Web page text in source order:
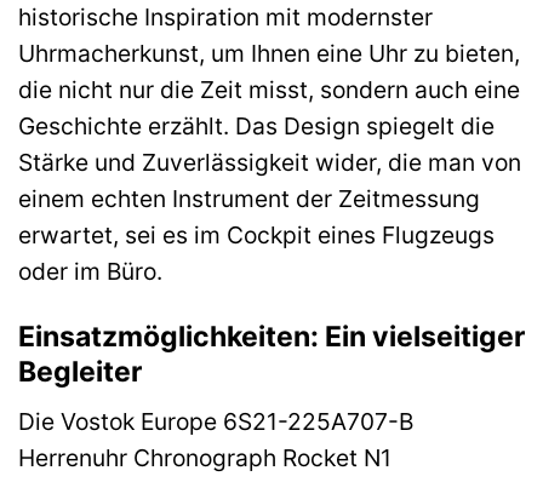
historische Inspiration mit modernster
Uhrmacherkunst, um Ihnen eine Uhr zu bieten,
die nicht nur die Zeit misst, sondern auch eine
Geschichte erzählt. Das Design spiegelt die
Stärke und Zuverlässigkeit wider, die man von
einem echten Instrument der Zeitmessung
erwartet, sei es im Cockpit eines Flugzeugs
oder im Büro.
Einsatzmöglichkeiten: Ein vielseitiger
Begleiter
Die Vostok Europe 6S21-225A707-B
Herrenuhr Chronograph Rocket N1